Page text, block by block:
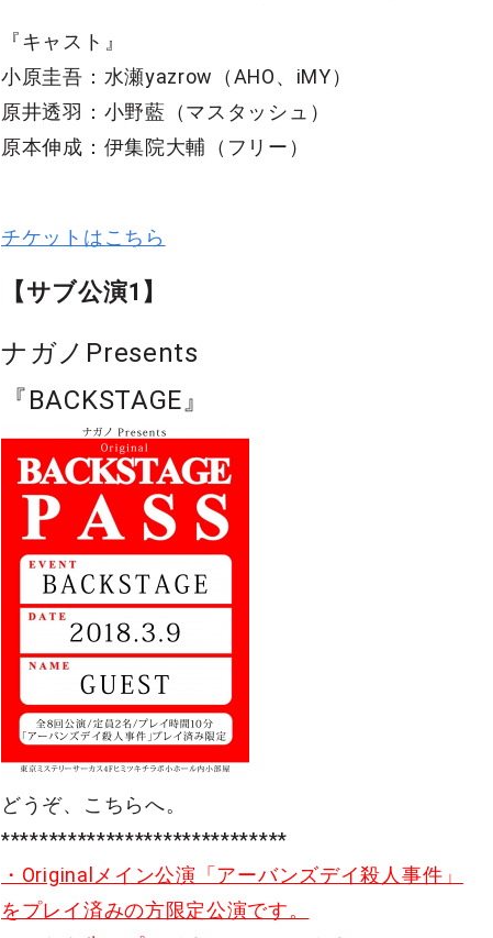
『キャスト』
小原圭吾：水瀬yazrow（AHO、iMY）
原井透羽：小野藍（マスタッシュ）
原本伸成：伊集院大輔（フリー）
チケットはこちら
【サブ公演1】
ナガノPresents
『BACKSTAGE』
どうぞ、こちらへ。
******************************
・Originalメイン公演「アーバンズデイ殺人事件」
をプレイ済みの方限定公演です。